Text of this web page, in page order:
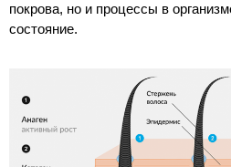
покрова, но и процессы в
состояние.